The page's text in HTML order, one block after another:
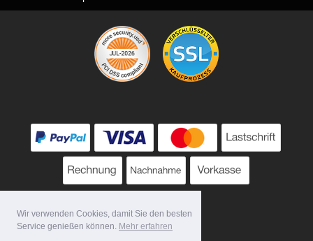
Wir verwenden Cookies, damit Sie den besten
Service genießen können. Mehr erfahren